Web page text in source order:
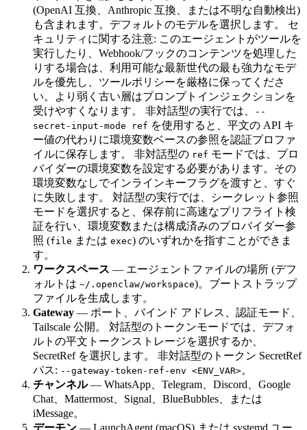
(OpenAI 互換、Anthropic 互換、または不明な自動検出)
も含まれます。デフォルトのモデルを選択します。 セ
キュリティに関する注意: このエージェントがツールを
実行したり、Webhook/フックのコンテンツを処理した
りする場合は、利用可能な最新世代の最も強力なモデ
ルを優先し、ツールポリシーを厳格に保ってくださ
い。より弱く古い層はプロンプトインジェクションを
受けやすくなります。 非対話型の実行では、
--
secret-input-mode ref を使用すると、平文の API キ
ー値の代わりに環境変数ベースの参照を認証プロファ
イルに保存します。 非対話型の ref モードでは、プロ
バイダーの環境変数を設定する必要があります。その
環境変数なしでインラインキーフラグを渡すと、すぐ
に失敗します。 対話型の実行では、シークレット参照
モードを選択すると、保存前に高速なプリフライト検
証を行い、環境変数または構成済みのプロバイダー参
照 (file または exec) のいずれかを指すことができま
す。
ワークスペース — エージェントファイルの場所 (デフ
ォルトは ~/.openclaw/workspace)。ブートストラップ
ファイルを生成します。
Gateway — ポート、バインド アドレス、認証モード、
Tailscale 公開。 対話型のトークンモードでは、デフォ
ルトの平文トークンストレージを選択するか、
SecretRef を選択します。 非対話型のトークン SecretRef
パス: --gateway-token-ref-env <ENV_VAR>。
チャンネル— WhatsApp、Telegram、Discord、Google
Chat、Mattermost、Signal、BlueBubbles、または
iMessage。
デーモン — LaunchAgent (macOS) または systemd ユー